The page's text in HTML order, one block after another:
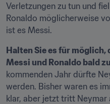
Verletzungen zu tun und
Ronaldo möglicherweise
ist es Messi.
Halten Sie es für
Messi und Ronaldo bald
kommenden Jahr dürfte
werden. Bisher waren es
klar, aber jetzt tritt Neymar